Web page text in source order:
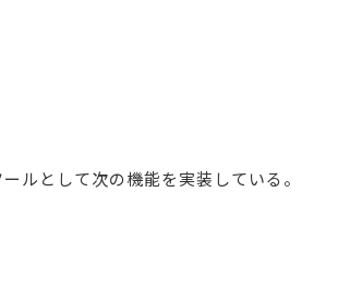
ルとして次の機能を実装している。